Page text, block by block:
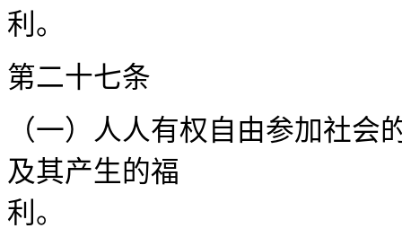
利。
第二十
（一）人人有权自由参加社
及其产生的福